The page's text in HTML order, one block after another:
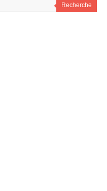
Recherche